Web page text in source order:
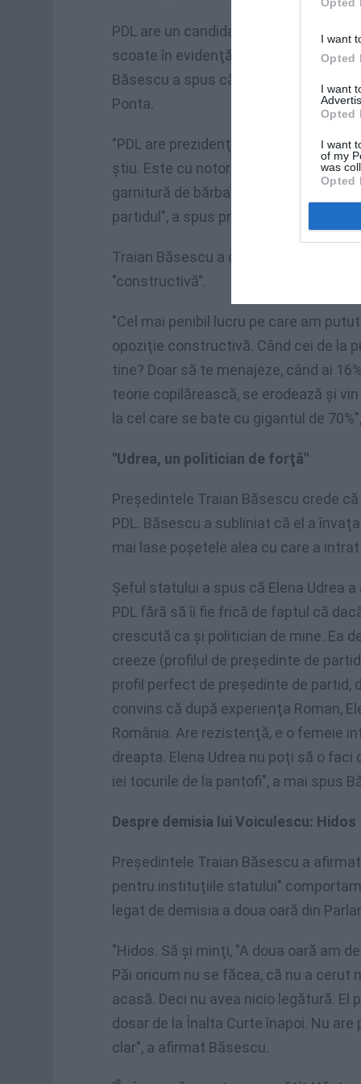
I want
Opted
I want
Opted
I want
of my
was
Opted
PDL are un candidat la alegerile
scoate în evidenţă, a spus
Băsescu a spus că PDL trebuie să
Ponta.
"PDL are prezidenţiabil în momentul
ştiu. Este cu notorietate, cu tot ce-i
garnitură de bărbaţi şi femei de 40 de
partidul", a spus preşedintele.
Traian Băsescu a criticat încă o dată
"constructivă".
"Cel mai penibil lucru pe care am
opoziţie constructivă. Când cei de la
tine? Doar să te menajeze, când ai
teorie copilărească, se erodează şi
la cel care se bate cu gigantul de
"Udrea, un politician de forţă"
Preşedintele Traian Băsescu crede
PDL. Băsescu a subliniat că el a
mai lase poşetele alea cu care a
Şeful statului a spus că Elena Udrea
PDL fără să îi fie frică de faptul că
crescută ca şi politician de mine. Ea
creeze (profilul de preşedinte de
profil perfect de preşedinte de partid,
convins că după experienţa Roman,
România. Are rezistenţă, e o femeie
dreapta. Elena Udrea nu poţi să o
iei tocurile de la pantofi", a mai spus
Despre demisia lui Voiculescu: Hidos
Preşedintele Traian Băsescu a
pentru instituţiile statului"
legat de demisia a doua oară din
"Hidos. Să şi minţi, "A doua oară am
Păi oricum nu se făcea, că nu a
acasă. Deci nu avea nicio legătură. El
dosar de la Înalta Curte înapoi. Nu
clar", a afirmat Băsescu.